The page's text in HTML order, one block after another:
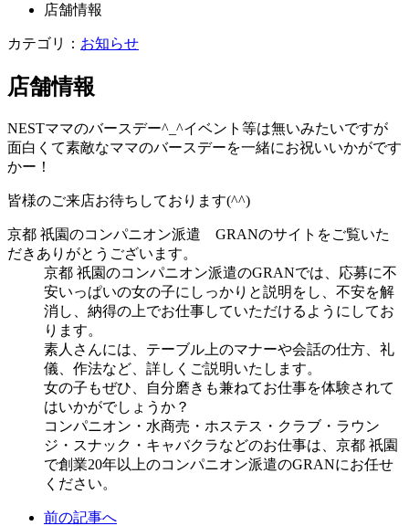
店舗情報
カテゴリ： お知らせ
店舗情報
NESTママのバースデー^_^イベント等は無いみたいですが
面白くて素敵なママのバースデーを一緒にお祝いいかがです
かー！
皆様のご来店お待ちしております(^^)
京都 祇園のコンパニオン派遣 GRANのサイトをご覧いた
だきありがとうございます。
京都 祇園のコンパニオン派遣のGRANでは、応募に不
安いっぱいの女の子にしっかりと説明をし、不安を解
消 し、納得の上でお仕事していただけるようにしてお
ります。
素人さんには、テーブル上のマナーや会話の仕方、礼
儀、作法など、詳しくご説明いたします。
女の子もぜひ、自分磨きも兼ねてお仕事を体験されて
はいかがでしょうか？
コンパニオン・水商売・ホステス・クラブ・ラウン
ジ・スナック・キャバクラなどのお仕事は、京都 祇園
で創業20年以上のコンパニオン派遣のGRANにお任せ
ください。
前の記事へ